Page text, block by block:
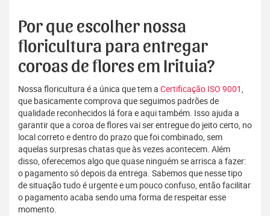
Por que escolher nossa
floricultura para entregar
coroas de flores em Irituia?
Nossa floricultura é a única que tem a Certificação ISO 9001,
que basicamente comprova que seguimos padrões de
qualidade reconhecidos lá fora e aqui também. Isso ajuda a
garantir que a coroa de flores vai ser entregue do jeito certo, no
local correto e dentro do prazo que foi combinado, sem
aquelas surpresas chatas que às vezes acontecem. Além
disso, oferecemos algo que quase ninguém se arrisca a fazer:
o pagamento só depois da entrega. Sabemos que nesse tipo
de situação tudo é urgente e um pouco confuso, então facilitar
o pagamento acaba sendo uma forma de respeitar esse
momento.